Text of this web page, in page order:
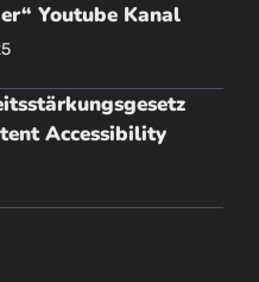
Youtube Kanal
Accessibility